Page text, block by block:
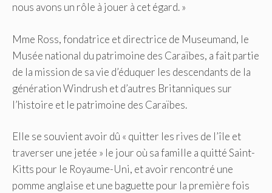
nous avons un rôle à jouer à cet égard. »
Mme Ross, fondatrice et directrice de Museumand, le
Musée national du patrimoine des Caraïbes, a fait partie
de la mission de sa vie d’éduquer les descendants de la
génération Windrush et d’autres Britanniques sur
l’histoire et le patrimoine des Caraïbes.
Elle se souvient avoir dû « quitter les rives de l’île et
traverser une jetée » le jour où sa famille a quitté Saint-
Kitts pour le Royaume-Uni, et avoir rencontré une
pomme anglaise et une baguette pour la première fois